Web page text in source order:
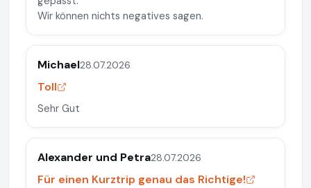
Wir können nichts negatives sagen.
Michael28.07.2026
Toll
Sehr Gut
Alexander und Petra28.07.2026
Für einen Kurztrip genau das Richtige!